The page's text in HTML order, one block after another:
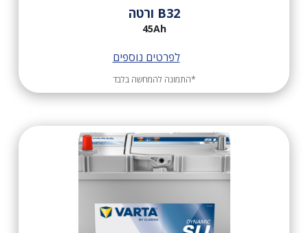
B32 ורטה
לפרטים נוספים
*התמונה להמחשה בלבד
45Ah